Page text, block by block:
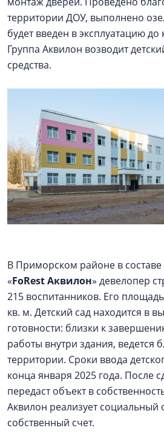
территории ДОУ, выполнено
будет введен в эксплуатацию до
Группа Аквилон возводит
средства.
В Приморском районе в
«FoRest Аквилон» девелопер
215 воспитанников. Его площадь
кв. м. Детский сад находится в
готовности: близки к
работы внутри здания, ведется
территории. Сроки ввода
конца января 2025 года. После
передаст объект в
Аквилон реализует социальный
собственный счет.